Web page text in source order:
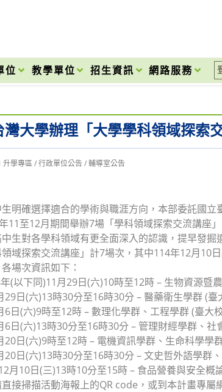
位 教學單位 招生資訊 網路服務
大學辦理「大學學科領域探索
升學專區 / 行政單位公告 / 輔導室公告
明確選擇適合的學術與職涯方向，本部委託國
11至12月期間舉辦7場「學科領域探索交流講座
生對各學科領域有更全面深入的認識，提早發
域探索交流講座」計7場次，其中114年12月10
場次資訊如下：
(以下同)11月29日(六)10時至12時 – 生物資源暨
29日(六)13時30分至16時30分 – 醫藥衛生學群 (
6日(六)9時至12時 – 數理化學群、工程學群 (臺大
6日(六)13時30分至16時30分 – 管理財經學群、
20日(六)9時至12時 – 電機資訊學群、生命科學學
20日(六)13時30分至16時30分 – 文史哲外語學群
月10日(三)13時10分至15時 – 食品營養與安全
直接掃描活動海報上的QR code，或到本計畫專